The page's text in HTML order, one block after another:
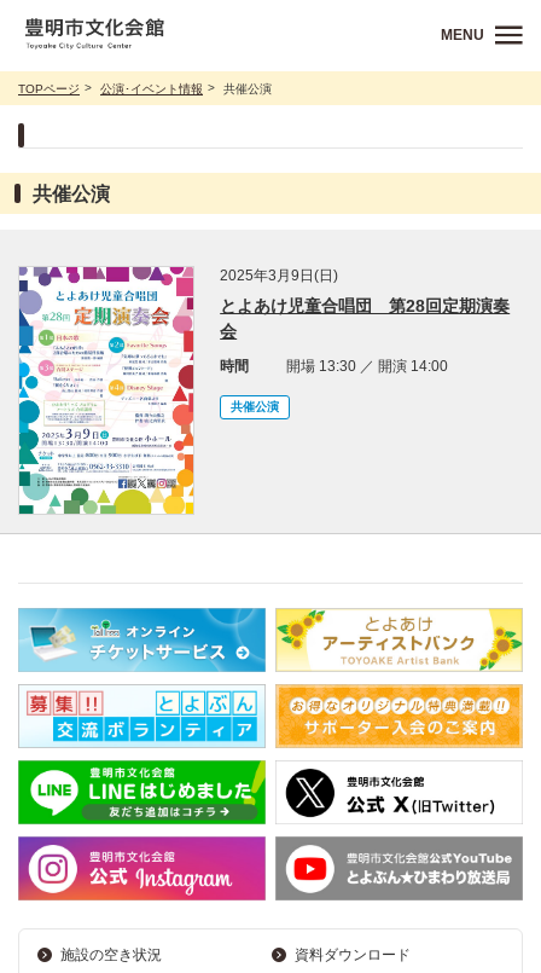
MENU
TOPページ 公演･イベント情報 共催公演
共催公演
2025年3月9日(日)
とよあけ児童合唱団 第28回定期演奏
会
時間 開場 13:30 ／ 開演 14:00
共催公演
施設の空き状況
資料ダウンロード